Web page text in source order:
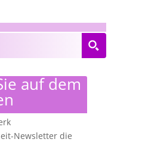
auf dem
Newsletter die